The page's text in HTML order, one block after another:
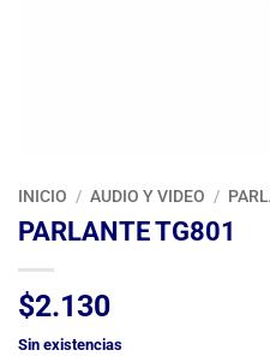
INICIO / AUDIO Y VIDEO /
PARLANTE TG801
$2.130
Sin existencias